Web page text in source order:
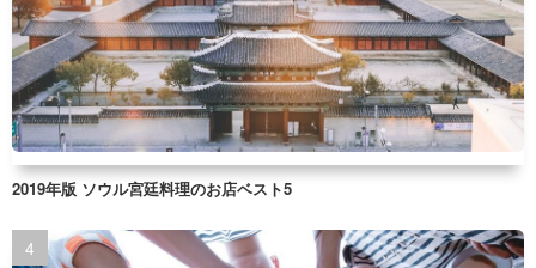
2019年版 ソウル宮廷料理のお店ベスト5